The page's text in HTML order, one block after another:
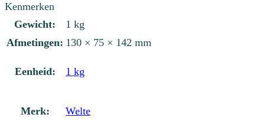
Kenmerken
Gewicht:
1 kg
Afmetingen: 130 × 75 × 142 mm
Eenheid: 1 kg
Merk: Welte